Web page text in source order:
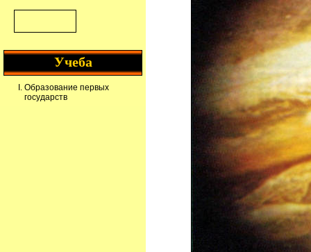
Учеба
Образование первых
государств